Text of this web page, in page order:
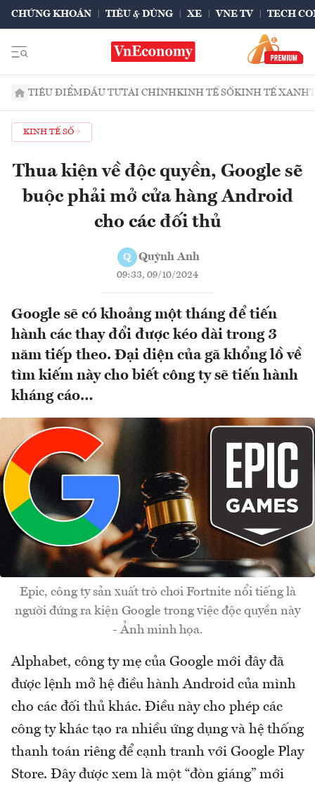
CHỨNG KHOÁN TIÊU & DÙNG XE VNE TV TECH
TIÊU ĐIỂMĐẦU TƯTÀI CHÍNHKINH TẾ SỐKINH TẾ XANH
KINH TẾ SỐ
Thua kiện về độc quyền, Google sẽ
buộc phải mở cửa hàng Android
cho các đối thủ
Q Quỳnh Anh
09:33, 09/10/2024
Google sẽ có khoảng một tháng để tiến
hành các thay đổi được kéo dài trong 3
năm tiếp theo. Đại diện của gã khổng lồ về
tìm kiếm này cho biết công ty sẽ tiến hành
kháng cáo…
Epic, công ty sản xuất trò chơi Fortnite nổi tiếng là
người đứng ra kiện Google trong việc độc quyền này
- Ảnh minh họa.
Alphabet, công ty mẹ của Google mới đây đã
được lệnh mở hệ điều hành Android của mình
cho các đối thủ khác. Điều này cho phép các
công ty khác tạo ra nhiều ứng dụng và hệ thống
thanh toán riêng để cạnh tranh với Google Play
Store. Đây được xem là một “đòn giáng” mới